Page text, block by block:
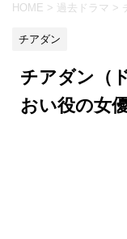
HOME > 過去ドラマ >
チアダン
チアダン（
おい役の女